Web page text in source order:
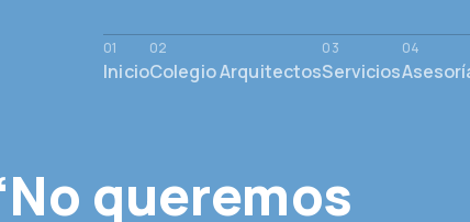
InicioColegio ArquitectosServicios
queremos